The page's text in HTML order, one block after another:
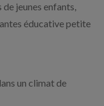
jeunes enfants,
éducative petite
un climat de